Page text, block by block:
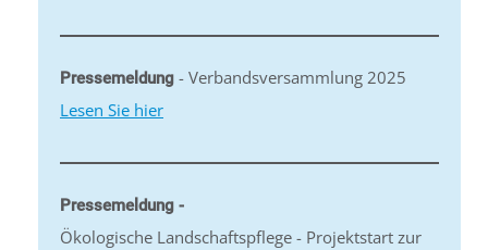
Pressemeldung - Verbandsversammlung 2025
Lesen Sie hier
Pressemeldung -
Ökologische Landschaftspflege - Projektstart zur